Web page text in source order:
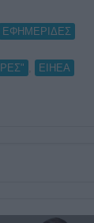
ΕΦΗΜΕΡΙΔΕΣ
ΕΙΗΕΑ